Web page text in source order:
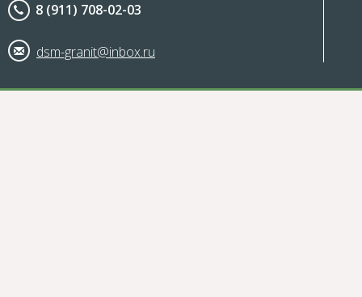
8 (911) 708-02-03
dsm-granit@inbox.ru